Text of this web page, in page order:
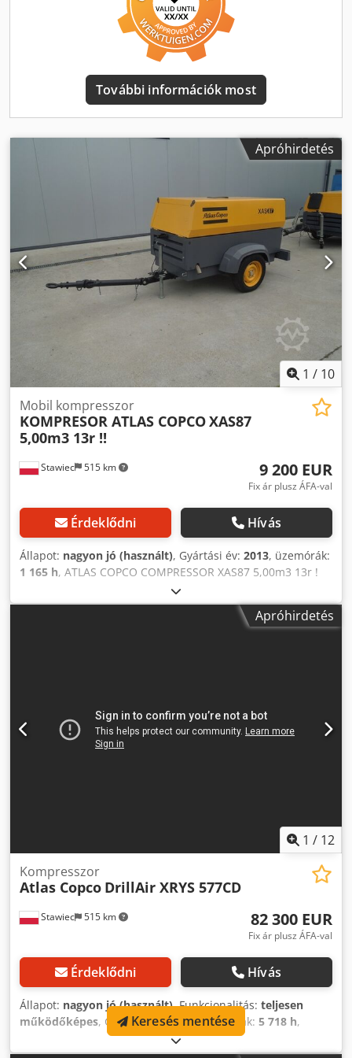
További információk most
Apróhirdetés
1 / 10
Stawiec 515 km
Mobil kompresszor
KOMPRESOR ATLAS COPCOXAS87
5,00m3 13r !!
9 200 EUR
Fix ár plusz ÁFA-val
Érdeklődni Hívás
Állapot: nagyon jó (használt), Gyártási év: 2013, üzemórák:
1 165 h, ATLAS COPCO COMPRESSOR XAS87 5,00m3 13r !
DIESEL kompresszor ATLAS COPCO XAS87 gép szervizelés
után Műszaki adatok: kapacitás 5,00 m3/min; üzemi
nyomás 7 Bar; gyártási év 2013; motor; KUBOTAApróhirdetés
1 / 12
Stawiec 515 km
Kompresszor
Atlas Copco DrillAir XRYS 577CD
82 300 EUR
Fix ár plusz ÁFA-val
Érdeklődni Hívás
Állapot: nagyon jó (használt), Funkcionalitás: teljesen
működőképes, Gyártási év:2012, üzemórák: 5 718 h,
ATLAS COPCO DrillAir XRYS 577CD mobil kompresszor
végső hűtővel, teljes szerviz után. Műszaki adatok:
Keresés mentése